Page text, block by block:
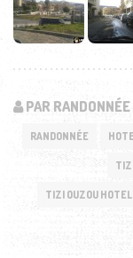
PAR RANDONNÉE
RANDONNÉE
TIZI OUZOU HOTEL